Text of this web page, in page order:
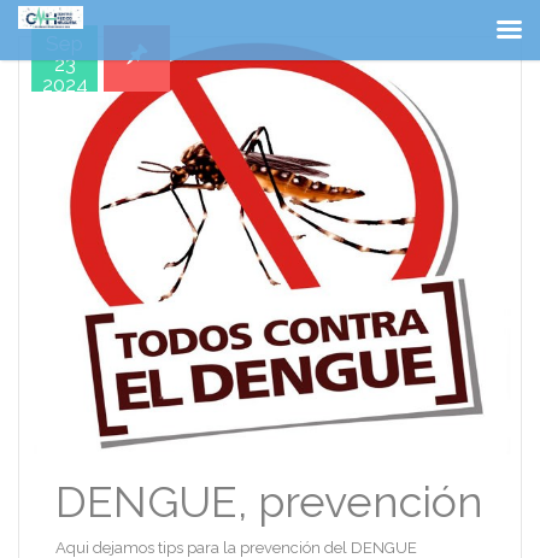
23
2024
DENGUE, prevención
Aqui dejamos tips para la prevención del DENGUE